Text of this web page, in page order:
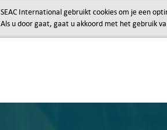
SEAC International gebruikt cookies om je een
Als u door gaat, gaat u akkoord met het gebruik